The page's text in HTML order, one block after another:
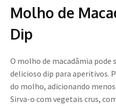
Molho de
Dip
O molho de macadâmia
delicioso dip para aperitivos.
do molho, adicionando
Sirva-o com vegetais crus,